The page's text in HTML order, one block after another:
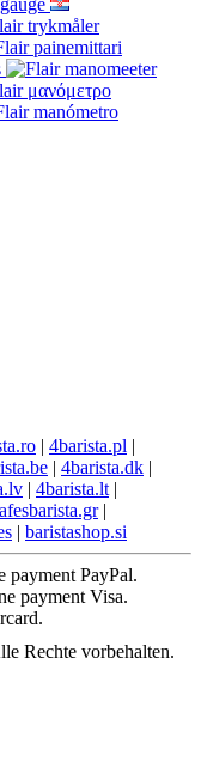
| 4barista.pl |
| 4barista.dk |
| 4barista.lt |
|
| baristashop.si
Rechte vorbehalten.